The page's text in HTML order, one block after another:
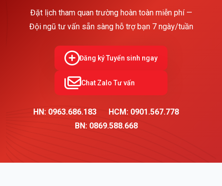
Đặt lịch tham quan trường hoàn toàn miễn phí —
Đội ngũ tư vấn sẵn sàng hỗ trợ bạn 7 ngày/tuần
Đăng ký Tuyển sinh ngay
Chat Zalo Tư vấn
HN: 0963.686.183
HCM: 0901.567.778
BN: 0869.588.668